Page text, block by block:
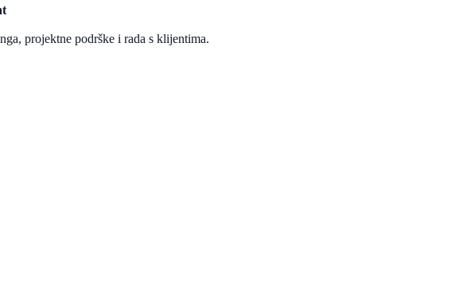
projektne podrške i rada s klijentima.